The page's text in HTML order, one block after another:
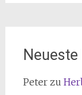
Peterzu